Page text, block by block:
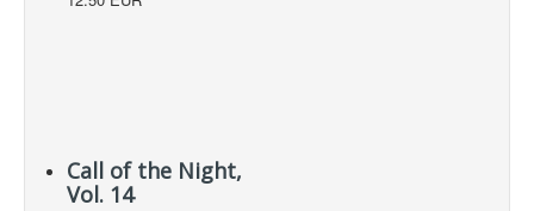
Call of the Night,
Vol. 14